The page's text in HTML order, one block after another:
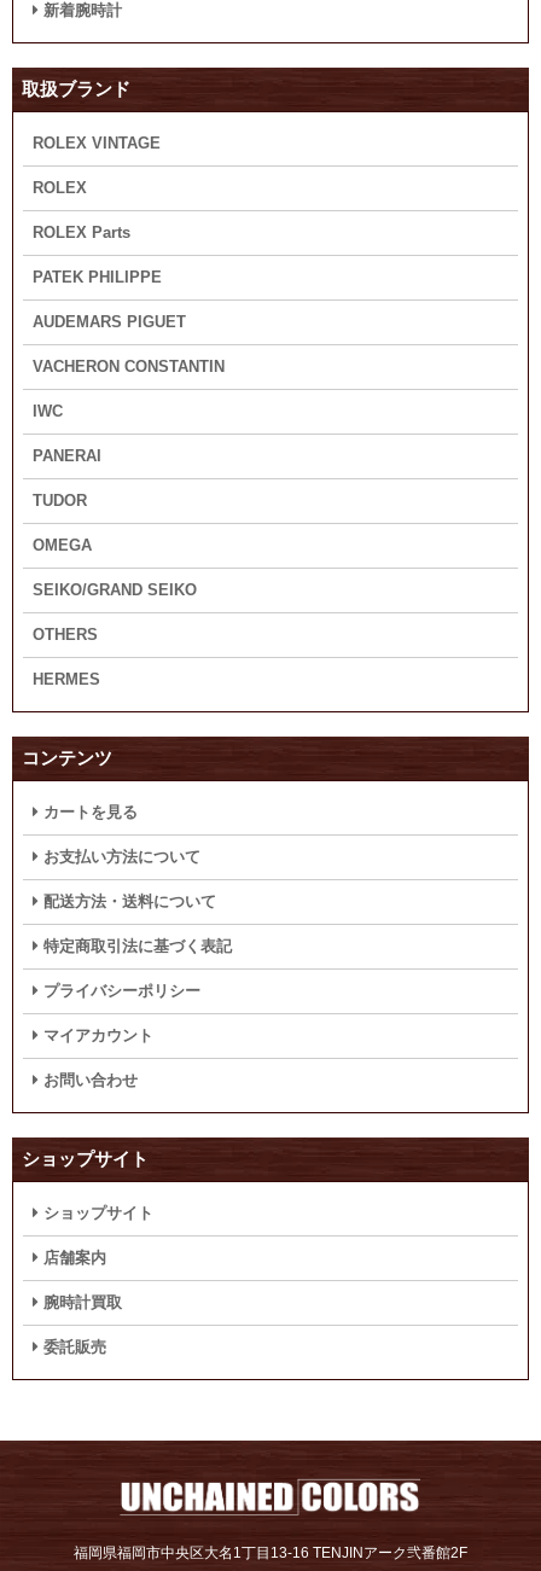
新着腕時計
取扱ブランド
ROLEX VINTAGE
ROLEX
ROLEX Parts
PATEK PHILIPPE
AUDEMARS PIGUET
VACHERON CONSTANTIN
IWC
PANERAI
TUDOR
OMEGA
SEIKO/GRAND SEIKO
OTHERS
HERMES
コンテンツ
カートを見る
お支払い方法について
配送方法・送料について
特定商取引法に基づく表記
プライバシーポリシー
マイアカウント
お問い合わせ
ショップサイト
ショップサイト
店舗案内
腕時計買取
委託販売
福岡県福岡市中央区大名1丁目13-16 TENJINアーク弐番館2F